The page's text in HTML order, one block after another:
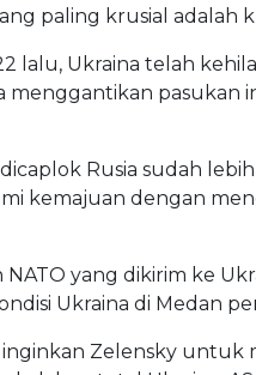
paling krusial adalah
lalu, Ukraina telah
menggantikan pasukan
Rusia sudah
kemajuan dengan
yang dikirim ke
Ukraina di Medan
Zelensky untuk